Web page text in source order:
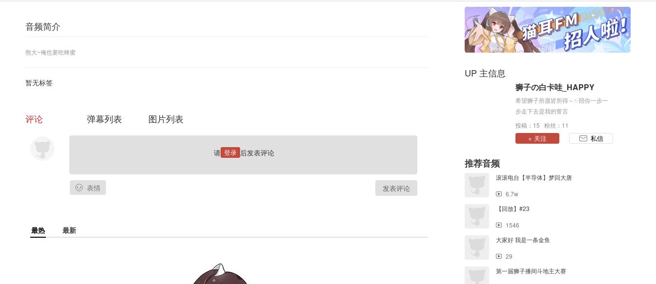
音频简介
熊大~俺也要吃蜂蜜
暂无标签
评论 弹幕列表 图片列表
请 登录 后发表评论
表情 发表评论
最热 最新
UP 主信息
狮子の白卡哇_HAPPY
希望狮子所愿皆所得～✨陪你一步一
步走下去是我的誓言
投稿：15 粉丝：11
+ 关注 私信
推荐音频
滚滚电台【半导体】梦回大唐
6.7w
【回放】#23
1546
大家好 我是一条金鱼
29
第一届狮子播间斗地主大赛